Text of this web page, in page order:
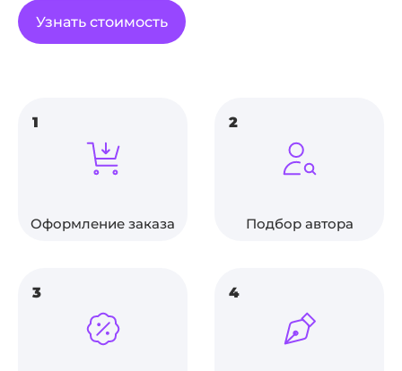
Узнать стоимость
1
Оформление заказа
2
Подбор автора
3 4